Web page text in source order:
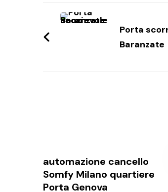
Navigazione
articoli
Porta
Baranzate
automazione cancello
Somfy Milano quartiere
Porta Genova